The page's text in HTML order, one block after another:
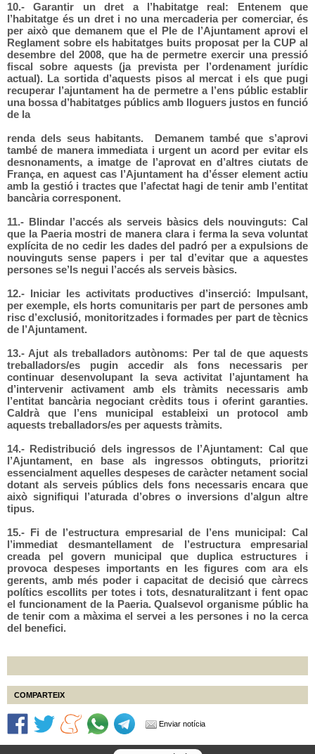
10.- Garantir un dret a l’habitatge real: Entenem que
l’habitatge és un dret i no una mercaderia per comerciar, és
per això que demanem que el Ple de l’Ajuntament aprovi el
Reglament sobre els habitatges buits proposat per la CUP al
desembre del 2008, que ha de permetre exercir una pressió
fiscal sobre aquests (ja prevista per l’ordenament jurídic
actual). La sortida d’aquests pisos al mercat i els que pugi
recuperar l’ajuntament ha de permetre a l’ens públic establir
una bossa d’habitatges públics amb lloguers justos en funció
de la
renda dels seus habitants. Demanem també que s’aprovi
també de manera immediata i urgent un acord per evitar els
desnonaments, a imatge de l’aprovat en d’altres ciutats de
França, en aquest cas l’Ajuntament ha d’ésser element actiu
amb la gestió i tractes que l’afectat hagi de tenir amb l’entitat
bancària corresponent.
11.- Blindar l’accés als serveis bàsics dels nouvinguts: Cal
que la Paeria mostri de manera clara i ferma la seva voluntat
explícita de no cedir les dades del padró per a expulsions de
nouvinguts sense papers i per tal d’evitar que a aquestes
persones se’ls negui l’accés als serveis bàsics.
12.- Iniciar les activitats productives d’inserció: Impulsant,
per exemple, els horts comunitaris per part de persones amb
risc d’exclusió, monitoritzades i formades per part de tècnics
de l’Ajuntament.
13.- Ajut als treballadors autònoms: Per tal de que aquests
treballadors/es pugin accedir als fons necessaris per
continuar desenvolupant la seva activitat l’ajuntament ha
d’intervenir activament amb els tràmits necessaris amb
l’entitat bancària negociant crèdits tous i oferint garanties.
Caldrà que l’ens municipal estableixi un protocol amb
aquests treballadors/es per aquests tràmits.
14.- Redistribució dels ingressos de l’Ajuntament: Cal que
l’Ajuntament, en base als ingressos obtinguts, prioritzi
essencialment aquelles despeses de caràcter netament social
dotant als serveis públics dels fons necessaris encara que
això signifiqui l’aturada d’obres o inversions d’algun altre
tipus.
15.- Fi de l’estructura empresarial de l’ens municipal: Cal
l’immediat desmantellament de l’estructura empresarial
creada pel govern municipal que duplica estructures i
provoca despeses importants en les figures com ara els
gerents, amb més poder i capacitat de decisió que càrrecs
polítics escollits per totes i tots, desnaturalitzant i fent opac
el funcionament de la Paeria. Qualsevol organisme públic ha
de tenir com a màxima el servei a les persones i no la cerca
del benefici.
COMPARTEIX
Enviar notícia